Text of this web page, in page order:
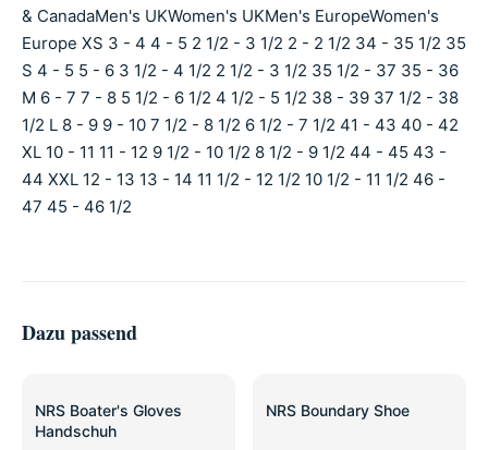
& CanadaMen's UKWomen's UKMen's EuropeWomen's
Europe XS 3 - 4 4 - 5 2 1/2 - 3 1/2 2 - 2 1/2 34 - 35 1/2 35
S 4 - 5 5 - 6 3 1/2 - 4 1/2 2 1/2 - 3 1/2 35 1/2 - 37 35 - 36
M 6 - 7 7 - 8 5 1/2 - 6 1/2 4 1/2 - 5 1/2 38 - 39 37 1/2 - 38
1/2 L 8 - 9 9 - 10 7 1/2 - 8 1/2 6 1/2 - 7 1/2 41 - 43 40 - 42
XL 10 - 11 11 - 12 9 1/2 - 10 1/2 8 1/2 - 9 1/2 44 - 45 43 -
44 XXL 12 - 13 13 - 14 11 1/2 - 12 1/2 10 1/2 - 11 1/2 46 -
47 45 - 46 1/2
Dazu passend
NRS Boater's Gloves
Handschuh
NRS Boundary Shoe